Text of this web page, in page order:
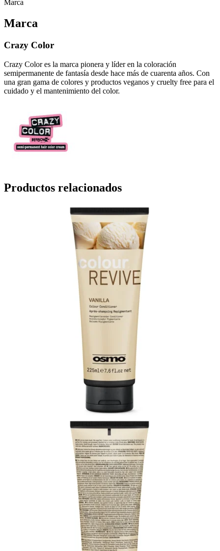
Marca
Marca
Crazy Color
Crazy Color es la marca pionera y líder en la coloración
semipermanente de fantasía desde hace más de cuarenta años. Con
una gran gama de colores y productos veganos y cruelty free para el
cuidado y el mantenimiento del color.
Productos relacionados